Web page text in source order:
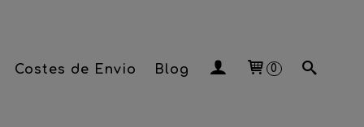
Costes de Envio Blog 0